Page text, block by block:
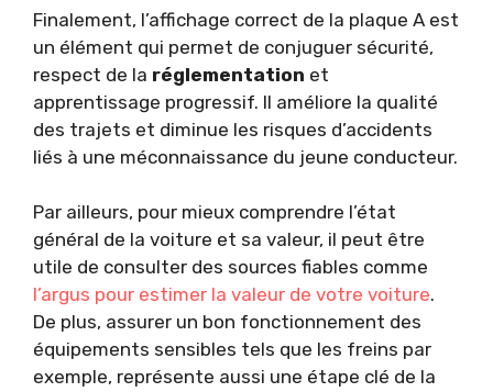
Finalement, l’affichage correct de la plaque A est
un élément qui permet de conjuguer sécurité,
respect de la réglementation et
apprentissage progressif. Il améliore la qualité
des trajets et diminue les risques d’accidents
liés à une méconnaissance du jeune conducteur.
Par ailleurs, pour mieux comprendre l’état
général de la voiture et sa valeur, il peut être
utile de consulter des sources fiables comme
l’argus pour estimer la valeur de votre voiture.
De plus, assurer un bon fonctionnement des
équipements sensibles tels que les freins par
exemple, représente aussi une étape clé de la